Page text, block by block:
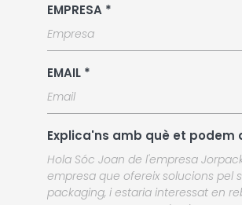
EMPRESA *
EMAIL *
Explica'ns amb què et podem